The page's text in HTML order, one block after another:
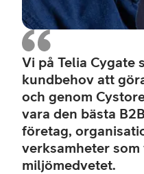
Vi på Telia Cygate
kundbehov att
och genom
vara den bästa
företag,
verksamheter
miljömedvetet.